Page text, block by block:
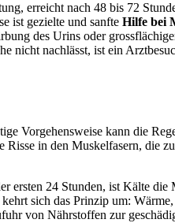
erreicht nach 48 bis 72
ist gezielte und sanfte Hilfe bei
des Urins oder
nicht nachlässt, ist ein
Vorgehensweise kann die
in den Muskelfasern,
24 Stunden, ist Kälte
sich das Prinzip um:
von Nährstoffen zur